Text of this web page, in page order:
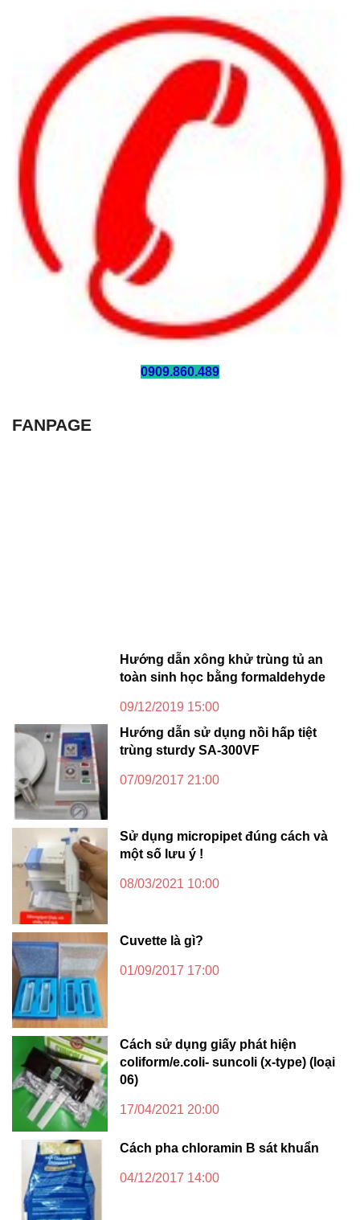
0909.860.489
FANPAGE
Hướng dẫn xông khử trùng tủ an
toàn sinh học bằng formaldehyde
09/12/2019 15:00
Hướng dẫn sử dụng nồi hấp tiệt
trùng sturdy SA-300VF
07/09/2017 21:00
Sử dụng micropipet đúng cách và
một số lưu ý !
08/03/2021 10:00
Cuvette là gì?
01/09/2017 17:00
Cách sử dụng giấy phát hiện
coliform/e.coli- suncoli (x-type) (loại
06)
17/04/2021 20:00
Cách pha chloramin B sát khuẩn
04/12/2017 14:00